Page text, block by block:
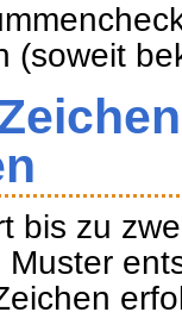
(soweit
bis zu